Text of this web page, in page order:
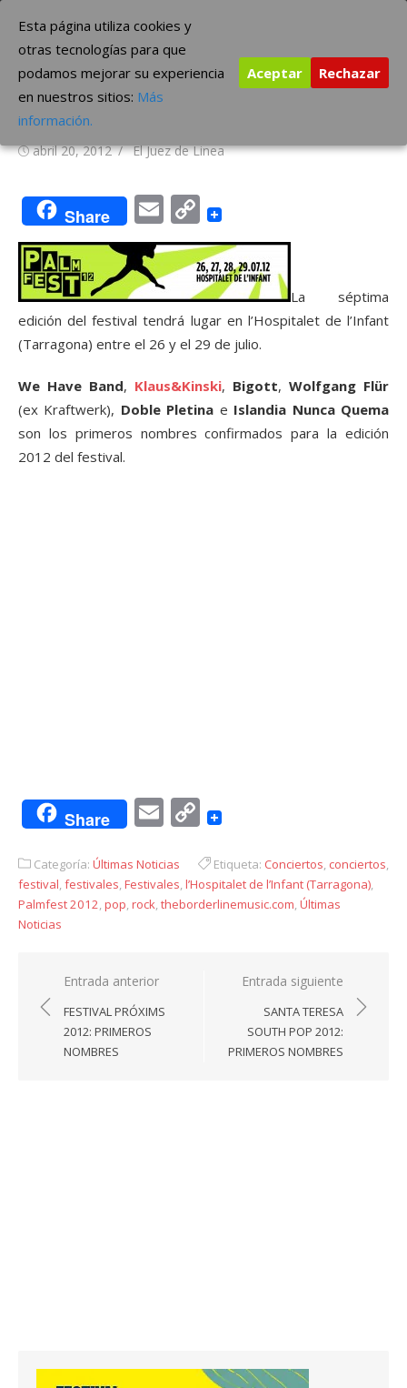
contenido
The Borderline Music
Palmfest 2012: primeros
nombres
Publicada
abril 20, 2012 Autor
El Juez de Linea
Share EmailCopy
Link
La séptima
edición del festival tendrá lugar en l’Hospitalet de l’Infant
(Tarragona) entre el 26 y el 29 de julio.
We Have Band, Klaus&Kinski, Bigott, Wolfgang Flür
(ex Kraftwerk), Doble Pletina e Islandia Nunca Quema
son los primeros nombres confirmados para la edición
2012 del festival.
Share EmailCopy
Categoría: Últimas Noticias Etiqueta: Conciertos, conciertos,
festival,festivales,Festivales,l’Hospitalet de l’Infant (Tarragona),
Palmfest 2012,pop,rock,theborderlinemusic.com,Últimas
Noticias
Navegación
de
entradas
Entrada anterior
FESTIVAL PRÓXIMS
2012: PRIMEROS
NOMBRES
Entrada siguiente
SANTA TERESA
SOUTH POP 2012:
PRIMEROS NOMBRES
Esta página utiliza cookies y
otras tecnologías para que
podamos mejorar su experiencia
en nuestros sitios: Más
información.
Aceptar Rechazar